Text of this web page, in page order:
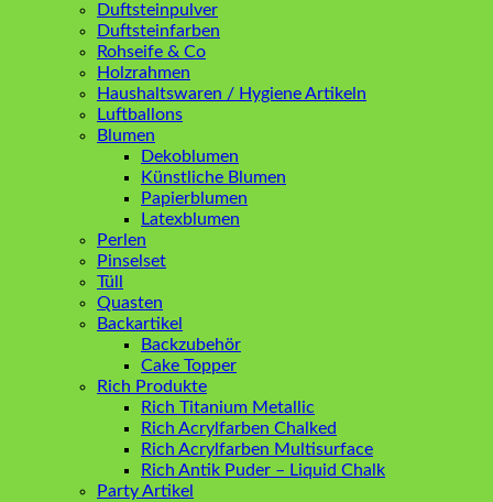
Duftsteinpulver
Duftsteinfarben
Rohseife & Co
Holzrahmen
Haushaltswaren / Hygiene Artikeln
Luftballons
Blumen
Dekoblumen
Künstliche Blumen
Papierblumen
Latexblumen
Perlen
Pinselset
Tüll
Quasten
Backartikel
Backzubehör
Cake Topper
Rich Produkte
Rich Titanium Metallic
Rich Acrylfarben Chalked
Rich Acrylfarben Multisurface
Rich Antik Puder – Liquid Chalk
Party Artikel